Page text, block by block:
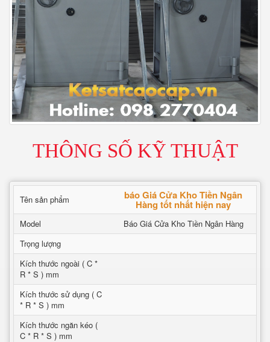
THÔNG SỐ KỸ THUẬT
Tên sản phẩm báo Giá Cửa Kho Tiền Ngân
Hàng tốt nhất hiện nay
Model
Báo Giá Cửa Kho Tiền Ngân Hàng
Trọng lượng
Kích thước ngoài ( C *
R * S ) mm
Kích thước sử dụng ( C
* R * S ) mm
Kích thước ngăn kéo (
C * R * S ) mm